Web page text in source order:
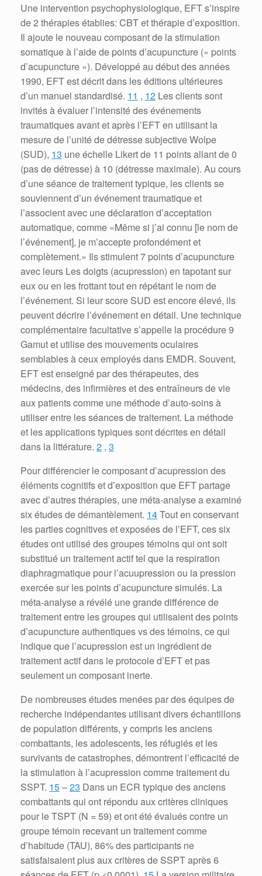
Une intervention psychophysiologique, EFT s’inspire
de 2 thérapies établies: CBT et thérapie d’exposition.
Il ajoute le nouveau composant de la stimulation
somatique à l’aide de points d’acupuncture (« points
d’acupuncture »). Développé au début des années
1990, EFT est décrit dans les éditions ultérieures
d’un manuel standardisé. 11 , 12 Les clients sont
invités à évaluer l’intensité des événements
traumatiques avant et après l’EFT en utilisant la
mesure de l’unité de détresse subjective Wolpe
(SUD), 13 une échelle Likert de 11 points allant de 0
(pas de détresse) à 10 (détresse maximale). Au cours
d’une séance de traitement typique, les clients se
souviennent d’un événement traumatique et
l’associent avec une déclaration d’acceptation
automatique, comme «Même si j’ai connu [le nom de
l’événement], je m’accepte profondément et
complètement.» Ils stimulent 7 points d’acupuncture
avec leurs Les doigts (acupression) en tapotant sur
eux ou en les frottant tout en répétant le nom de
l’événement. Si leur score SUD est encore élevé, ils
peuvent décrire l’événement en détail. Une technique
complémentaire facultative s’appelle la procédure 9
Gamut et utilise des mouvements oculaires
semblables à ceux employés dans EMDR. Souvent,
EFT est enseigné par des thérapeutes, des
médecins, des infirmières et des entraîneurs de vie
aux patients comme une méthode d’auto-soins à
utiliser entre les séances de traitement. La méthode
et les applications typiques sont décrites en détail
dans la littérature. 2 , 3
Pour différencier le composant d’acupression des
éléments cognitifs et d’exposition que EFT partage
avec d’autres thérapies, une méta-analyse a examiné
six études de démantèlement. 14Tout en conservant
les parties cognitives et exposées de l’EFT, ces six
études ont utilisé des groupes témoins qui ont soit
substitué un traitement actif tel que la respiration
diaphragmatique pour l’acuupression ou la pression
exercée sur les points d’acupuncture simulés. La
méta-analyse a révélé une grande différence de
traitement entre les groupes qui utilisaient des points
d’acupuncture authentiques vs des témoins, ce qui
indique que l’acupression est un ingrédient de
traitement actif dans le protocole d’EFT et pas
seulement un composant inerte.
De nombreuses études menées par des équipes de
recherche indépendantes utilisant divers échantillons
de population différents, y compris les anciens
combattants, les adolescents, les réfugiés et les
survivants de catastrophes, démontrent l’efficacité de
la stimulation à l’acupression comme traitement du
SSPT. 15–23 Dans un ECR typique des anciens
combattants qui ont répondu aux critères cliniques
pour le TSPT (N =59) et ont été évalués contre un
groupe témoin recevant un traitement comme
d’habitude (TAU), 86% des participants ne
satisfaisaient plus aux critères de SSPT après 6